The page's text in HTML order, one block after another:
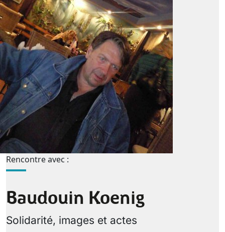
Rencontre avec :
Baudouin Koenig
Solidarité, images et actes